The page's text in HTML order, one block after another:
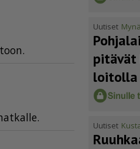
Uutiset
pitävät
loitolla
Uutiset